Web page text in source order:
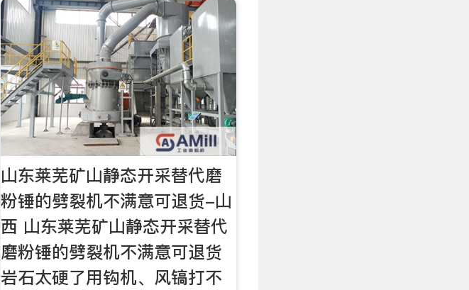
山东莱芜矿山静态开采替代磨
粉锤的劈裂机不满意可退货-山
西 山东莱芜矿山静态开采替代
磨粉锤的劈裂机不满意可退货
岩石太硬了用钩机、风镐打不